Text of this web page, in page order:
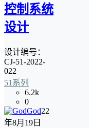
控制系统
设计
设计编号：
CJ-51-2022-
022
51系列
6.2k
0
God22
年8月19日